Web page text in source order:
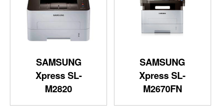
SAMSUNG
Xpress SL-
M2670FN
SAMSUNG
Xpress SL-
M2820